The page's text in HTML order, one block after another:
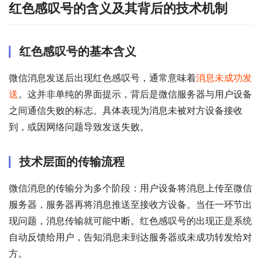
红色感叹号的含义及其背后的技术机制
红色感叹号的基本含义
微信消息发送后出现红色感叹号，通常意味着消息未成功发
送。这并非单纯的界面提示，背后是微信服务器与用户设备
之间通信失败的标志。具体表现为消息未被对方设备接收
到，或因网络问题导致发送失败。
技术层面的传输流程
微信消息的传输分为多个阶段：用户设备将消息上传至微信
服务器，服务器再将消息推送至接收方设备。当任一环节出
现问题，消息传输就可能中断。红色感叹号的出现正是系统
自动反馈给用户，告知消息未到达服务器或未成功转发给对
方。